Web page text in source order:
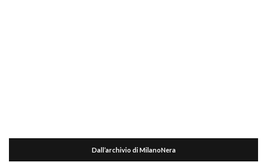
Dall’archivio di MilanoNera